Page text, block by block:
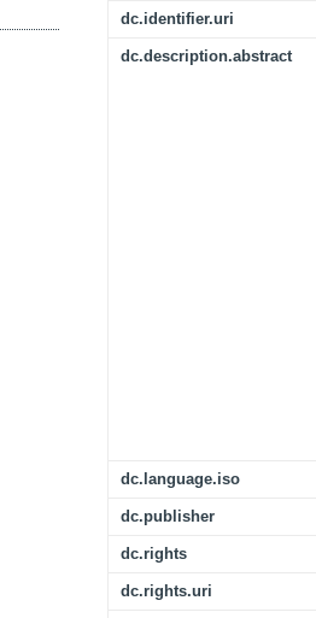
dc.identifier.uri
dc.description.abstract
dc.language.iso
dc.publisher
dc.rights
dc.rights.uri